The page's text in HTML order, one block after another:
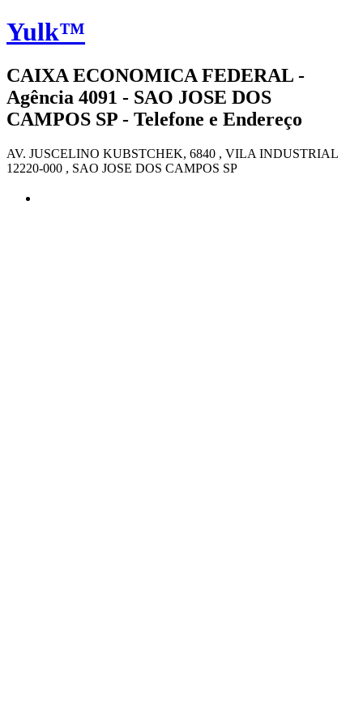
Yulk™
CAIXA ECONOMICA FEDERAL -
Agência 4091 - SAO JOSE DOS
CAMPOS SP - Telefone e Endereço
AV. JUSCELINO KUBSTCHEK, 6840 , VILA INDUSTRIAL
12220-000 , SAO JOSE DOS CAMPOS SP